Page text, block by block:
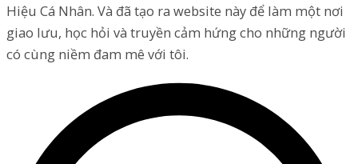
Hiệu Cá Nhân. Và đã tạo ra website này để làm một nơi
giao lưu, học hỏi và truyền cảm hứng cho những người
có cùng niềm đam mê với tôi.